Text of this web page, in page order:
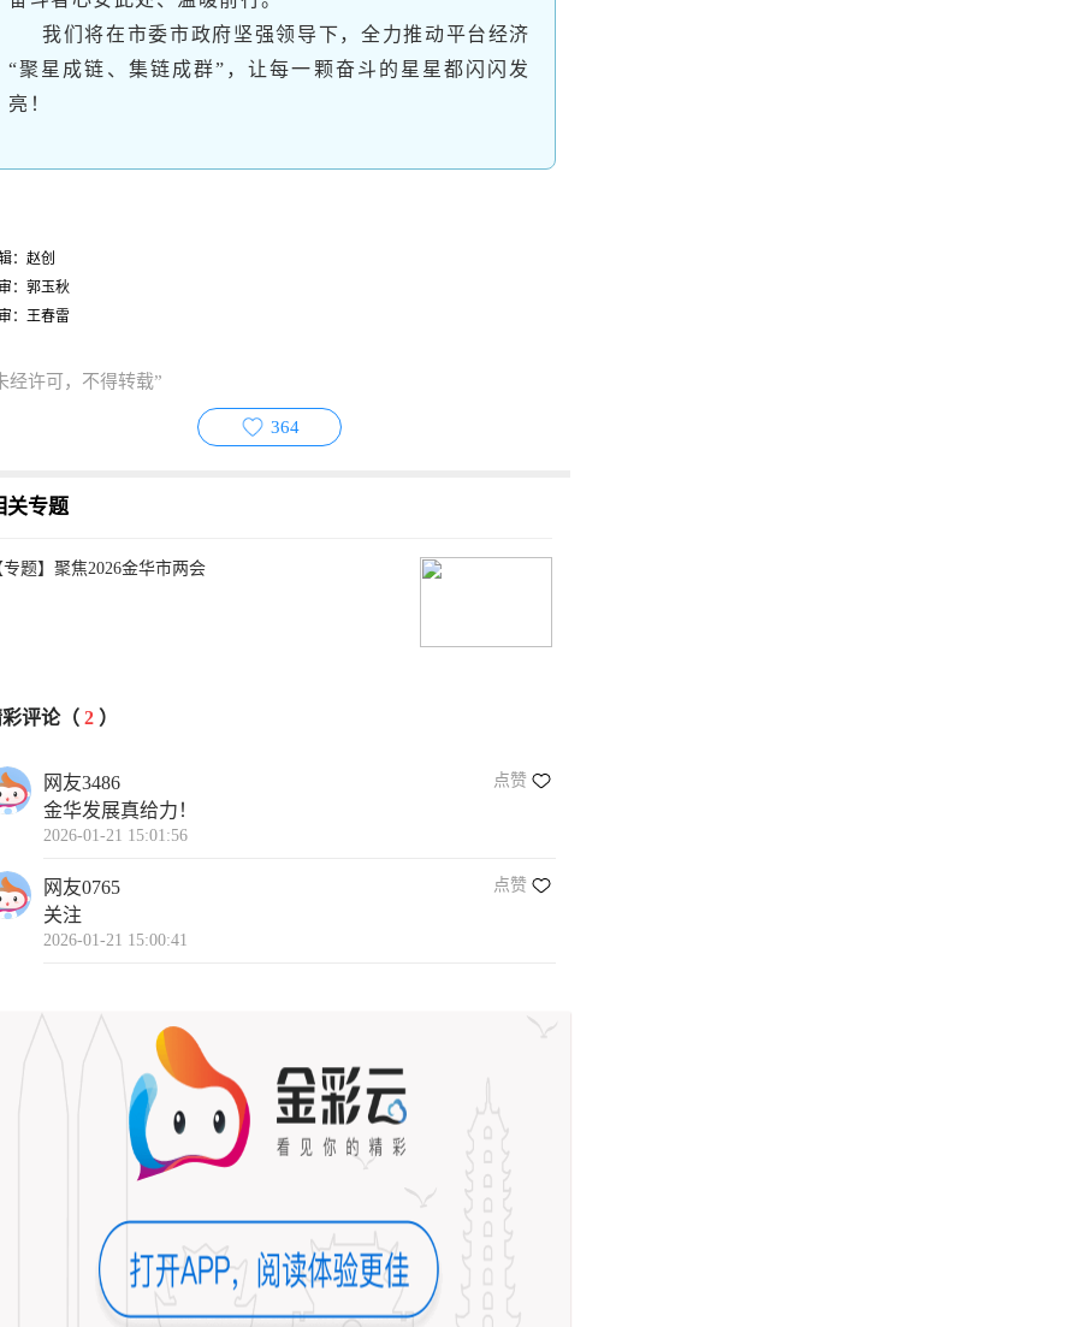
我们将在市委市政府坚强领导下，全力推动平台经济
“聚星成链、集链成群”，让每一颗奋斗的星星都闪闪发
亮！
：赵创
：郭玉秋
：王春雷
经许可，不得转载”
364
关专题
专题】聚焦2026金华市两会
评论（ 2 ）
网友3486 点赞
金华发展真给力！
2026-01-21 15:01:56
网友0765 点赞
关注
2026-01-21 15:00:41